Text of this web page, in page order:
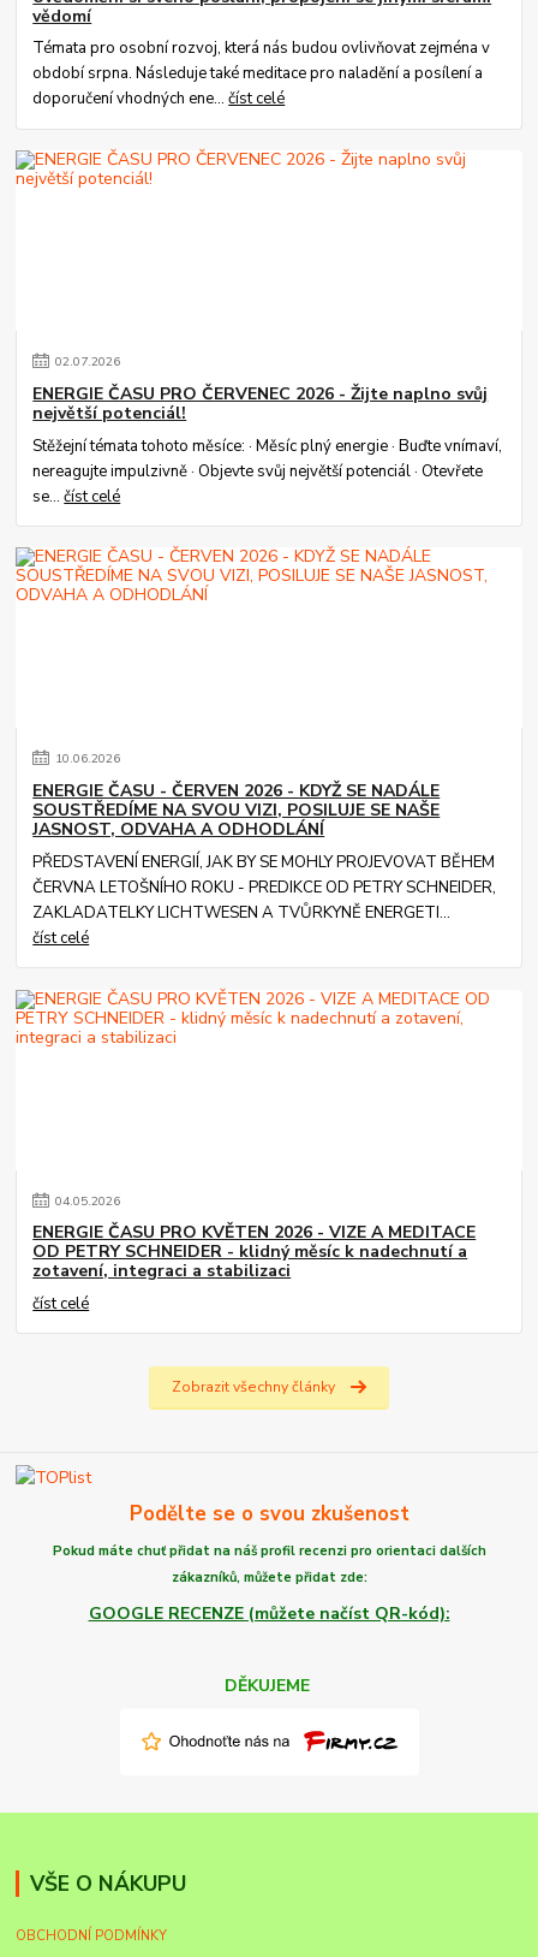
vědomí
Témata pro osobní rozvoj, která nás budou ovlivňovat zejména v
období srpna. Následuje také meditace pro naladění a posílení a
doporučení vhodných ene...číst celé
02.07.2026
ENERGIE ČASU PRO ČERVENEC 2026 - Žijte naplno svůj
největší potenciál!
Stěžejní témata tohoto měsíce: · Měsíc plný energie · Buďte vnímaví,
nereagujte impulzivně · Objevte svůj největší potenciál · Otevřete
se...číst celé
10.06.2026
ENERGIE ČASU - ČERVEN 2026 - KDYŽ SE NADÁLE
SOUSTŘEDÍME NA SVOU VIZI, POSILUJE SE NAŠE
JASNOST, ODVAHA A ODHODLÁNÍ
PŘEDSTAVENÍ ENERGIÍ, JAK BY SE MOHLY PROJEVOVAT BĚHEM
ČERVNA LETOŠNÍHO ROKU - PREDIKCE OD PETRY SCHNEIDER,
ZAKLADATELKY LICHTWESEN A TVŮRKYNĚ ENERGETI...
číst celé
04.05.2026
ENERGIE ČASU PRO KVĚTEN 2026 - VIZE A MEDITACE
OD PETRY SCHNEIDER - klidný měsíc k nadechnutí a
zotavení, integraci a stabilizaci
číst celé
Zobrazit všechny články
Podělte se o svou zkušenost
Pokud máte chuťpřidat na náš profil recenzi pro orientaci dalších
zákazníků, můžete přidat zde:
GOOGLE RECENZE (můžete načíst QR-kód):
DĚKUJEME
VŠE O NÁKUPU
OBCHODNÍ PODMÍNKY